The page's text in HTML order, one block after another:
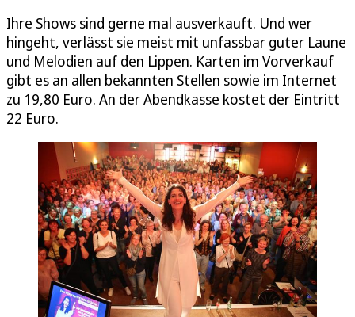
Ihre Shows sind gerne mal ausverkauft. Und wer
hingeht, verlässt sie meist mit unfassbar guter Laune
und Melodien auf den Lippen. Karten im Vorverkauf
gibt es an allen bekannten Stellen sowie im Internet
zu 19,80 Euro. An der Abendkasse kostet der Eintritt
22 Euro.